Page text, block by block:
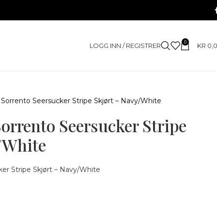
LOGG INN / REGISTRER 0 KR
Sorrento Seersucker Stripe Skjørt – Navy/White
Seersucker Stripe
Stripe Skjørt – Navy/White